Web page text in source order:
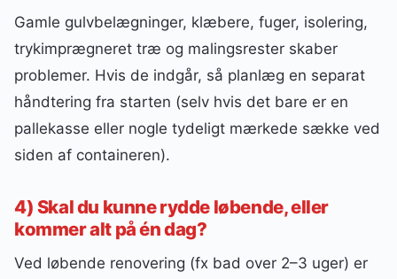
Gamle gulvbelægninger, klæbere, fuger, isolering,
trykimprægneret træ og malingsrester skaber
problemer. Hvis de indgår, så planlæg en separat
håndtering fra starten (selv hvis det bare er en
pallekasse eller nogle tydeligt mærkede sække ved
siden af containeren).
4) Skal du kunne rydde løbende, eller
kommer alt på én dag?
Ved løbende renovering (fx bad over 2–3 uger) er